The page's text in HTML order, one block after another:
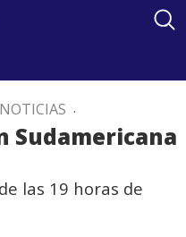
NOTICIAS .
Sudamericana
las 19 horas de